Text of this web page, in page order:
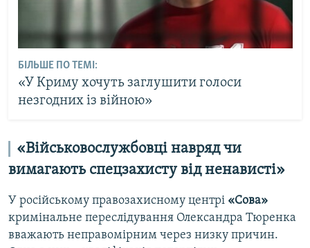
БІЛЬШЕ ПО ТЕМІ:
«У Криму хочуть заглушити голоси
незгодних із війною»
«Військовослужбовці навряд чи
вимагають спецзахисту від ненависті»
У російському правозахисному центрі «Сова»
кримінальне переслідування Олександра Тюренка
вважають неправомірним через низку причин.